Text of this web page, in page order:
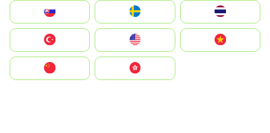
United States
中國香港特別行政區